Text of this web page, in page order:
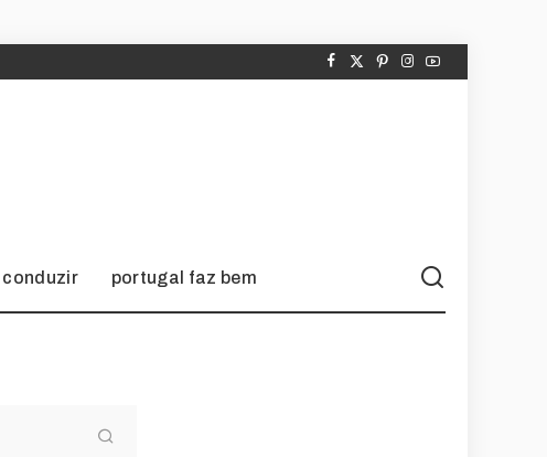
conduzir portugal faz bem